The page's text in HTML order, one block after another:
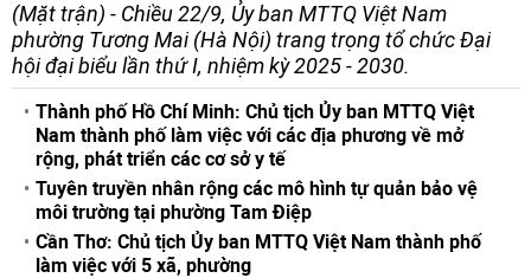
(Mặt trận) - Chiều 22/9, Ủy ban MTTQ Việt Nam
phường Tương Mai (Hà Nội) trang trọng tổ chức Đại
hội đại biểu lần thứ I, nhiệm kỳ 2025 - 2030.
Thành phố Hồ Chí Minh: Chủ tịch Ủy ban MTTQ Việt
Nam thành phố làm việc với các địa phương về mở
rộng, phát triển các cơ sở y tế
Tuyên truyền nhân rộng các mô hình tự quản bảo vệ
môi trường tại phường Tam Điệp
Cần Thơ: Chủ tịch Ủy ban MTTQ Việt Nam thành phố
làm việc với 5 xã, phường